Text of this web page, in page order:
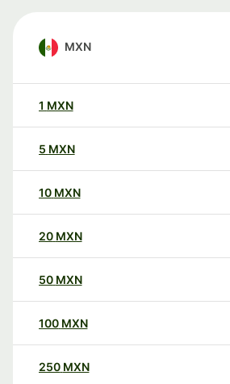
MXN
1 MXN
5 MXN
10 MXN
20 MXN
50 MXN
100 MXN
250 MXN